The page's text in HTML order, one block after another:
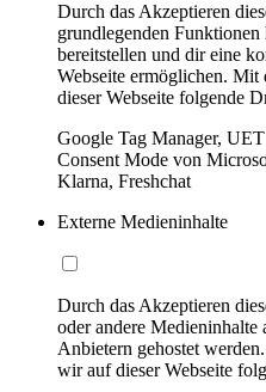
Durch das Akzeptieren
grundlegenden Funktionen
bereitstellen und dir eine
Webseite ermöglichen.
dieser Webseite folgende
Google Tag Manager,
Consent Mode von
Klarna, Freshchat
Externe Medieninhalte
Durch das Akzeptieren
oder andere Medieninhalte
Anbietern gehostet
wir auf dieser Webseite